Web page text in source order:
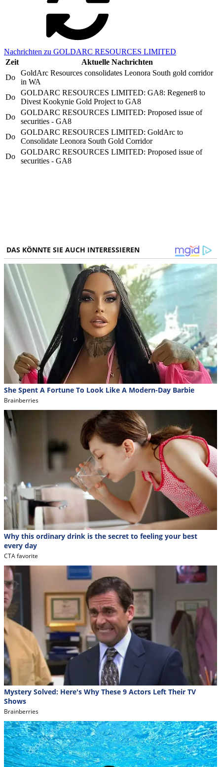
Nachrichten zu GOLDARC RESOURCES LIMITED
Zeit
Aktuelle Nachrichten
Do
GoldArc Resources consolidates Leonora South gold corridor
in WA
Do
GOLDARC RESOURCES LIMITED: GA8: Regener8 to
Divest Kookynie Gold Project to GA8
Do
GOLDARC RESOURCES LIMITED: Proposed issue of
securities - GA8
Do
GOLDARC RESOURCES LIMITED: GoldArc to
Consolidate Leonora South Gold Corridor
Do
GOLDARC RESOURCES LIMITED: Proposed issue of
securities - GA8